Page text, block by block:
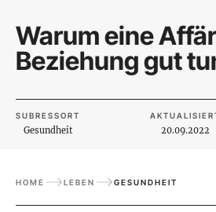
Warum eine
Beziehung gut
SUBRESSORT
Gesundheit 20.09.2022
HOME LEBEN GESUNDHEIT